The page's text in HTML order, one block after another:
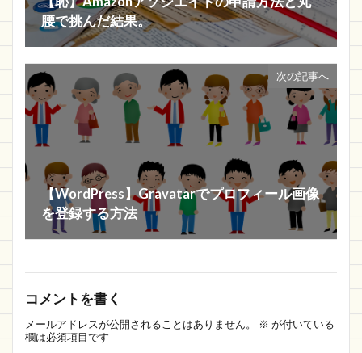
腰で挑んだ結果。
次の記事へ
【WordPress】Gravatarでプロフィール画像
を登録する方法
コメントを書く
メールアドレスが公開されることはありません。 ※ が付いている
欄は必須項目です